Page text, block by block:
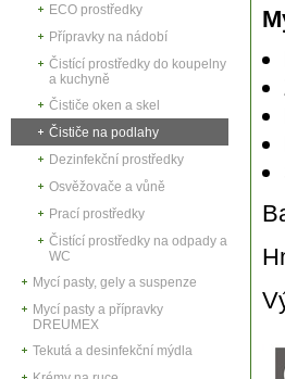
ECO prostředky
Přípravky na nádobí
Čistící prostředky do koupelny
a kuchyně
Čističe oken a skel
Čističe na podlahy
Dezinfekční prostředky
Osvěžovače a vůně
Prací prostředky
Čistící prostředky na odpady a
WC
Mycí pasty, gely a suspenze
Mycí pasty a přípravky
DREUMEX
Tekutá a desinfekční mýdla